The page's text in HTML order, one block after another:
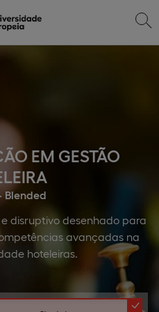
EM GESTÃO
Blended
disruptivo desenhado para
avançadas na
hoteleiras.